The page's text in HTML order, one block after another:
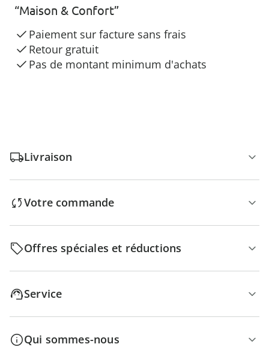
“Maison & Confort”
Paiement sur facture sans frais
Retour gratuit
Pas de montant minimum d'achats
Livraison
Votre commande
Offres spéciales et réductions
Service
Qui sommes-nous